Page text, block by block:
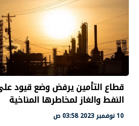
قطاع التأمين يرفض وضع قيود
النفط والغاز لمخاطرها المناخية
10 نوفمبر 2023 03:58 ص